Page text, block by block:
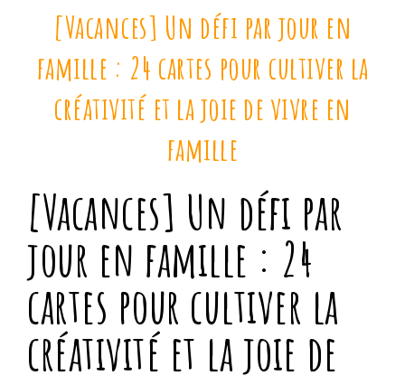
[Vacances] Un défi par jour en
famille : 24 cartes pour cultiver la
créativité et la joie de vivre en
famille
[Vacances] Un défi par
jour en famille : 24
cartes pour cultiver la
créativité et la joie de